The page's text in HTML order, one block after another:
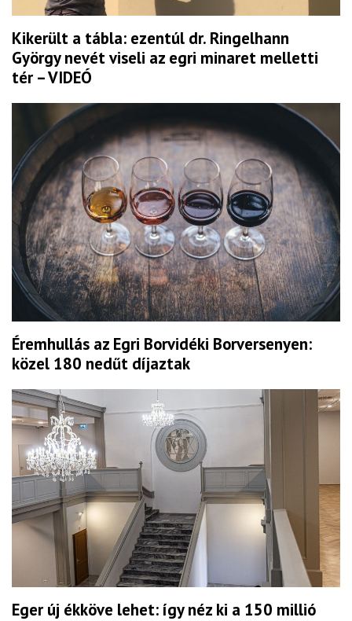
Kikerült a tábla: ezentúl dr. Ringelhann
György nevét viseli az egri minaret melletti
tér – VIDEÓ
Éremhullás az Egri Borvidéki Borversenyen:
közel 180 nedűt díjaztak
Eger új ékköve lehet: így néz ki a 150 millió